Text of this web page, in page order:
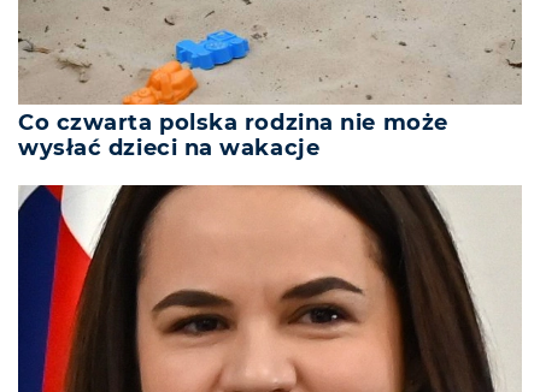
Co czwarta polska rodzina nie może
wysłać dzieci na wakacje